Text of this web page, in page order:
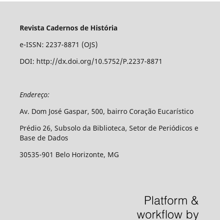
Revista Cadernos de História
e-ISSN: 2237-8871 (OJS)
DOI: http://dx.doi.org/10.5752/P.2237-8871
Endereço:
Av. Dom José Gaspar, 500, bairro Coração Eucarístico
Prédio 26, Subsolo da Biblioteca, Setor de Periódicos e
Base de Dados
30535-901 Belo Horizonte, MG